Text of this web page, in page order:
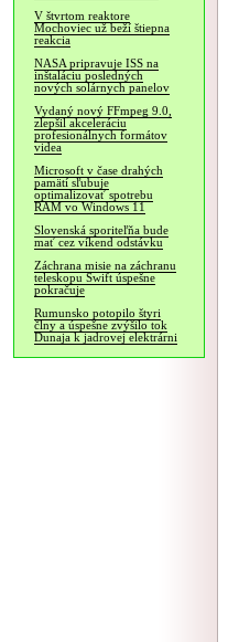
V štvrtom reaktore
Mochoviec už beží štiepna
reakcia
NASA pripravuje ISS na
inštaláciu posledných
nových solárnych panelov
Vydaný nový FFmpeg 9.0,
zlepšil akceleráciu
profesionálnych formátov
videa
Microsoft v čase drahých
pamätí sľubuje
optimalizovať spotrebu
RAM vo Windows 11
Slovenská sporiteľňa bude
mať cez víkend odstávku
Záchrana misie na záchranu
teleskopu Swift úspešne
pokračuje
Rumunsko potopilo štyri
člny a úspešne zvýšilo tok
Dunaja k jadrovej elektrárni